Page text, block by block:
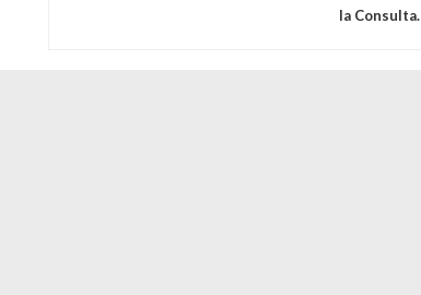
la Consulta.